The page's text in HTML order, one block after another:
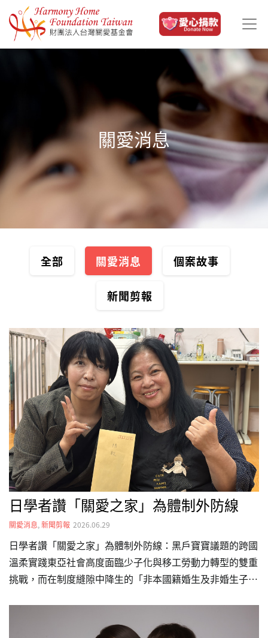
移至主內容
關愛消息
全部 關愛消息 個案故事
新聞剪報
日學者讚「關愛之家」為體制外防線
關愛消息, 新聞剪報 2026.06.29
日學者讚「關愛之家」為體制外防線：黑戶寶寶議題的跨國
溫柔實踐東亞社會高度面臨少子化與移工勞動力轉型的雙重
挑戰，而在制度縫隙中降生的「非本國籍婚生及非婚生子
灣關愛基金會（關愛之家）文山婦幼部實地參訪，在這場